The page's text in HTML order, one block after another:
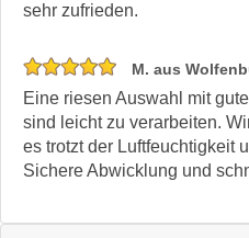
sehr zufrieden.
M. aus
Eine riesen Auswahl mit
sind leicht zu verarbeiten.
es trotzt der Luftfeuchtigkeit
Sichere Abwicklung und